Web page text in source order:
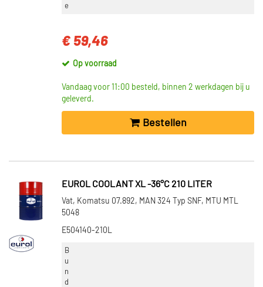
e
€ 59,46
Op voorraad
Vandaag voor 11:00 besteld, binnen 2 werkdagen bij u
geleverd.
Bestellen
EUROL COOLANT XL -36°C 210 LITER
Vat, Komatsu 07.892, MAN 324 Typ SNF, MTU MTL
5048
E504140-210L
B
u
n
d